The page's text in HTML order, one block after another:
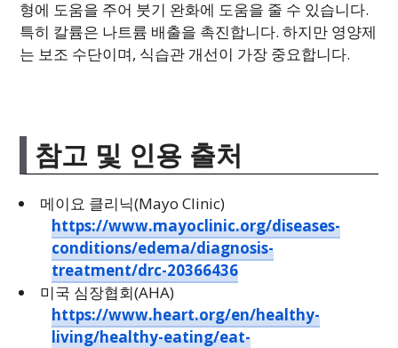
형에 도움을 주어 붓기 완화에 도움을 줄 수 있습니다.
특히 칼륨은 나트륨 배출을 촉진합니다. 하지만 영양제
는 보조 수단이며, 식습관 개선이 가장 중요합니다.
참고 및 인용 출처
메이요 클리닉(Mayo Clinic)
https://www.mayoclinic.org/diseases-
conditions/edema/diagnosis-
treatment/drc-20366436
미국 심장협회(AHA)
https://www.heart.org/en/healthy-
living/healthy-eating/eat-